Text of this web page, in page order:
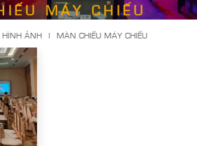
MÁY CHIẾU
HÌNH ẢNH | MÀN CHIẾU MÁY CHIẾU